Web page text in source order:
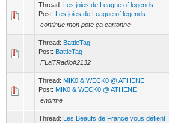
Thread: Les joies de League of legends
Post: Les joies de League of legends
continue mon pote ça cartonne
Thread: BattleTag
Post: BattleTag
FLaTRadio#2132
Thread: MIK0 & WECK0 @ ATHENE
Post: MIK0 & WECK0 @ ATHENE
énorme
Thread: Les Beaufs de France vous défient !